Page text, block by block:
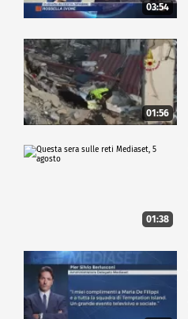
03:54
01:56
01:38